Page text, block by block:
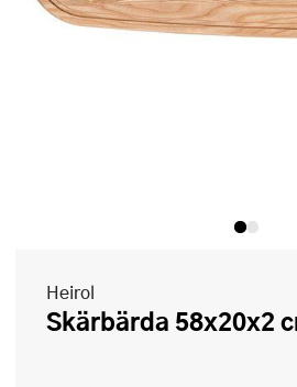
Heirol
Skärbärda 58x20x2